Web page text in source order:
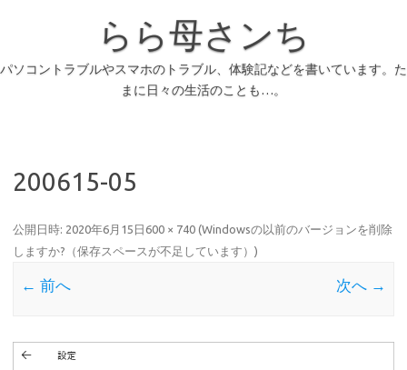
らら母さンち
パソコントラブルやスマホのトラブル、体験記などを書いています。た
まに日々の生活のことも…。
200615-05
公開日時: 2020年6月15日 600 × 740 (Windowsの以前のバージョンを削除
しますか?（保存スペースが不足しています） )
← 前へ 次へ →